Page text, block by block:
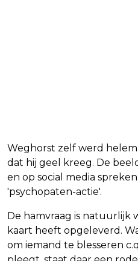
Weghorst zelf werd
dat hij geel kreeg. De
en op social media
'psychopaten-actie'.
De hamvraag is natuurlijk
kaart heeft opgeleverd.
om iemand te blesseren